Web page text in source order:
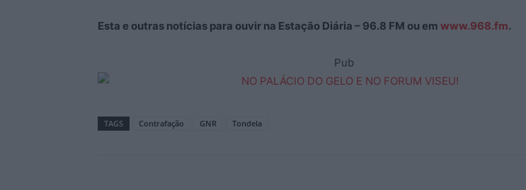
Esta e outras notícias para ouvir na Estação Diária – 96.8 FM ou em www.968.fm.
Pub
TAGS Contrafação GNR Tondela